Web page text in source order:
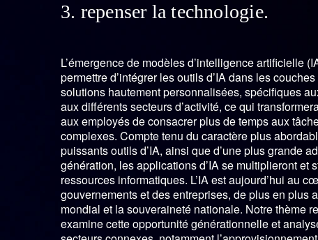
3. repenser la technologie.
L’émergence de modèles d’intelligence artificielle
permettre d’intégrer les outils d’IA dans les
solutions hautement personnalisées, spécifiques
aux différents secteurs d’activité, ce qui
aux employés de consacrer plus de temps aux
complexes. Compte tenu du caractère plus
puissants outils d’IA, ainsi que d’une plus grande
génération, les applications d’IA se multiplieront et
ressources informatiques. L’IA est aujourd’hui au
gouvernements et des entreprises, de plus en plus
mondial et la souveraineté nationale. Notre thème
examine cette opportunité générationnelle et